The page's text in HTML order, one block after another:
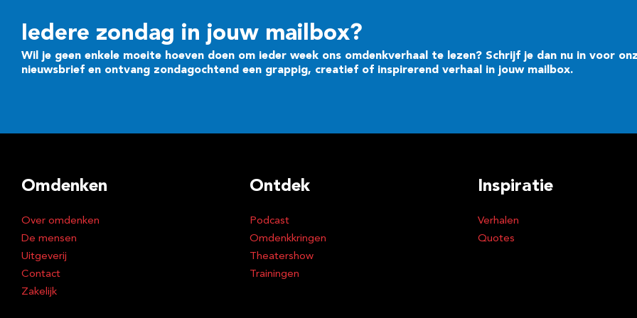
Iedere zondag in jouw mailbox?
Wil je geen enkele moeite hoeven doen om ieder week ons omdenkverhaal te lezen? Schrijf je dan nu in voor
nieuwsbrief en ontvang zondagochtend een grappig, creatief of inspirerend verhaal in jouw mailbox.
Omdenken
Over omdenken
De mensen
Uitgeverij
Contact
Zakelijk
Ontdek
Podcast
Omdenkkringen
Theatershow
Trainingen
Inspiratie
Verhalen
Quotes